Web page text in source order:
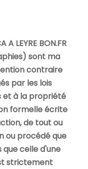
LEYRE BON.FR
sont ma
contraire
par les lois
et à la propriété
formelle écrite
de tout ou
ou procédé que
que celle d'une
strictement